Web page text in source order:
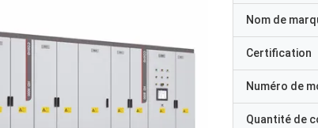
Nom de
Certification
Numéro de
Quantité de